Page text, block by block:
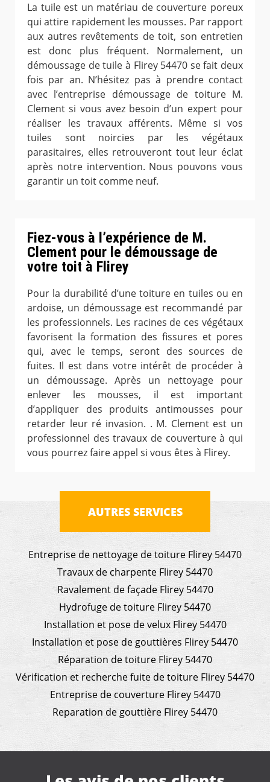
La tuile est un matériau de couverture poreux
qui attire rapidement les mousses. Par rapport
aux autres revêtements de toit, son entretien
est donc plus fréquent. Normalement, un
démoussage de tuile à Flirey 54470 se fait deux
fois par an. N’hésitez pas à prendre contact
avec l’entreprise démoussage de toiture M.
Clement si vous avez besoin d’un expert pour
réaliser les travaux afférents. Même si vos
tuiles sont noircies par les végétaux
parasitaires, elles retrouveront tout leur éclat
après notre intervention. Nous pouvons vous
garantir un toit comme neuf.
Fiez-vous à l’expérience de M.
Clement pour le démoussage de
votre toit à Flirey
Pour la durabilité d’une toiture en tuiles ou en
ardoise, un démoussage est recommandé par
les professionnels. Les racines de ces végétaux
favorisent la formation des fissures et pores
qui, avec le temps, seront des sources de
fuites. Il est dans votre intérêt de procéder à
un démoussage. Après un nettoyage pour
enlever les mousses, il est important
d’appliquer des produits antimousses pour
retarder leur ré invasion. . M. Clement est un
professionnel des travaux de couverture à qui
vous pourrez faire appel si vous êtes à Flirey.
AUTRES SERVICES
Entreprise de nettoyage de toiture Flirey 54470
Travaux de charpente Flirey 54470
Ravalement de façade Flirey 54470
Hydrofuge de toiture Flirey 54470
Installation et pose de velux Flirey 54470
Installation et pose de gouttières Flirey 54470
Réparation de toiture Flirey 54470
Vérification et recherche fuite de toiture Flirey 54470
Entreprise de couverture Flirey 54470
Reparation de gouttière Flirey 54470